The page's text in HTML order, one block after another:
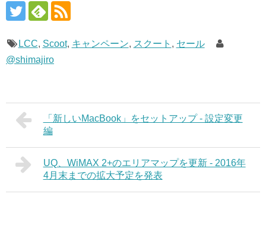
LCC, Scoot, キャンペーン, スクート , セール
@shimajiro
「新しいMacBook」をセットアップ - 設定変更
編
UQ、WiMAX 2+のエリアマップを更新 - 2016年
4月末までの拡大予定を発表